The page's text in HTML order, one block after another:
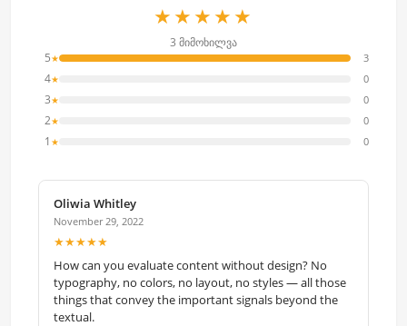
★★★★★
3 მიმოხილვა
5★ 3
4★ 0
3★ 0
2★ 0
1 ★ 0
Oliwia Whitley
November 29, 2022
★★★★★
How can you evaluate content without design? No
typography, no colors, no layout, no styles — all those
things that convey the important signals beyond the
textual.